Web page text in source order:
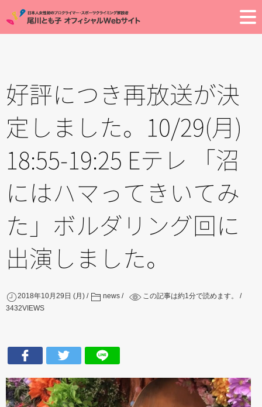
好評につき再放送が決
定しました。10/29(月)
18:55-19:25 Eテレ 「沼
にはハマってきいてみ
た」ボルダリング回に
出演しました。
2018年10月29日 (月) news この記事は約1分で読めます。
3432VIEWS